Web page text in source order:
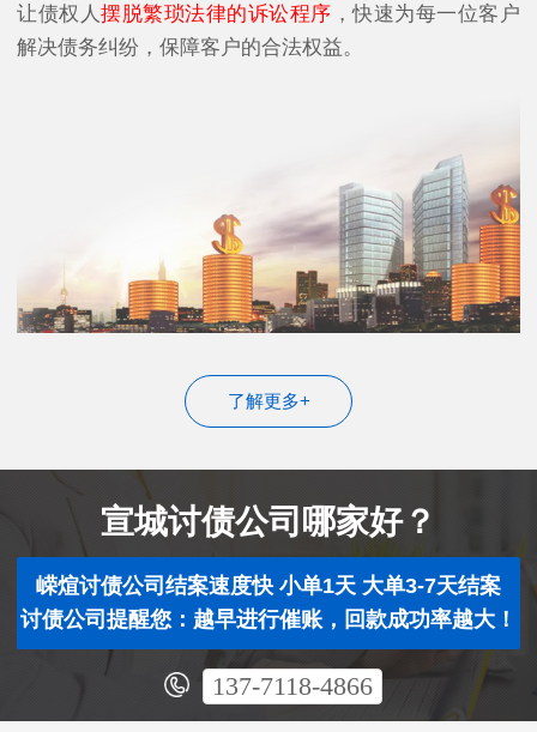
让债权人摆脱繁琐法律的诉讼程序 ，快速为每一位客户
解决债务纠纷，保障客户的合法权益。
了解更多+
宣城讨债公司哪家好？
嵘煊讨债公司结案速度快 小单1天 大单3-7天结案
讨债公司提醒您：越早进行催账，回款成功率越大！
137-7118-4866